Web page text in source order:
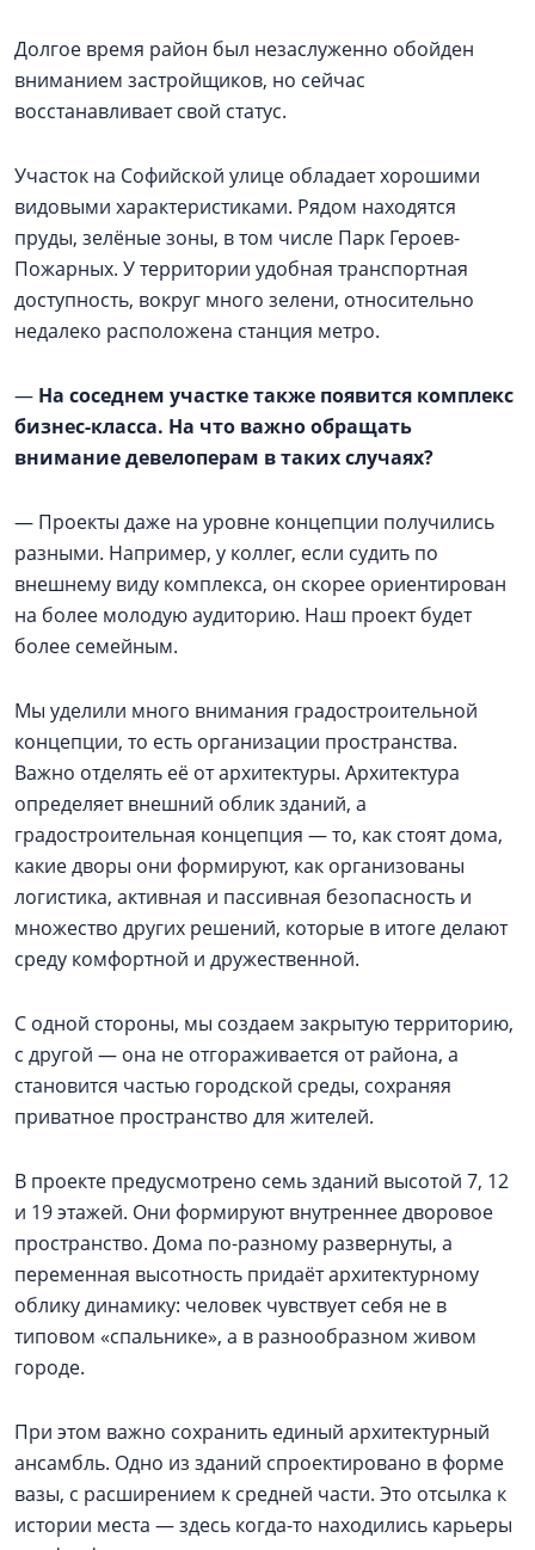
Долгое время район был незаслуженно обойден
вниманием застройщиков, но сейчас
восстанавливает свой статус.
Участок на Софийской улице обладает хорошими
видовыми характеристиками. Рядом находятся
пруды, зелёные зоны, в том числе Парк Героев-
Пожарных. У территории удобная транспортная
доступность, вокруг много зелени, относительно
недалеко расположена станция метро.
— На соседнем участке также появится комплекс
бизнес-класса. На что важно обращать
внимание девелоперам в таких случаях?
— Проекты даже на уровне концепции получились
разными. Например, у коллег, если судить по
внешнему виду комплекса, он скорее ориентирован
на более молодую аудиторию. Наш проект будет
более семейным.
Мы уделили много внимания градостроительной
концепции, то есть организации пространства.
Важно отделять её от архитектуры. Архитектура
определяет внешний облик зданий, а
градостроительная концепция — то, как стоят дома,
какие дворы они формируют, как организованы
логистика, активная и пассивная безопасность и
множество других решений, которые в итоге делают
среду комфортной и дружественной.
С одной стороны, мы создаем закрытую территорию,
с другой — она не отгораживается от района, а
становится частью городской среды, сохраняя
приватное пространство для жителей.
В проекте предусмотрено семь зданий высотой 7, 12
и 19 этажей. Они формируют внутреннее дворовое
пространство. Дома по-разному развернуты, а
переменная высотность придаёт архитектурному
облику динамику: человек чувствует себя не в
типовом «спальнике», а в разнообразном живом
городе.
При этом важно сохранить единый архитектурный
ансамбль. Одно из зданий спроектировано в форме
вазы, с расширением к средней части. Это отсылка к
истории места — здесь когда-то находились карьеры